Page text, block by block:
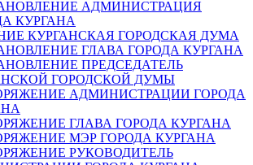
АДМИНИСТРАЦИЯ
КУРГАНА
КУРГАНСКАЯ ГОРОДСКАЯ ДУМА
ГЛАВА ГОРОДА КУРГАНА
ПРЕДСЕДАТЕЛЬ
ГОРОДСКОЙ ДУМЫ
АДМИНИСТРАЦИИ ГОРОДА
ГЛАВА ГОРОДА КУРГАНА
МЭР ГОРОДА КУРГАНА
РУКОВОДИТЕЛЬ